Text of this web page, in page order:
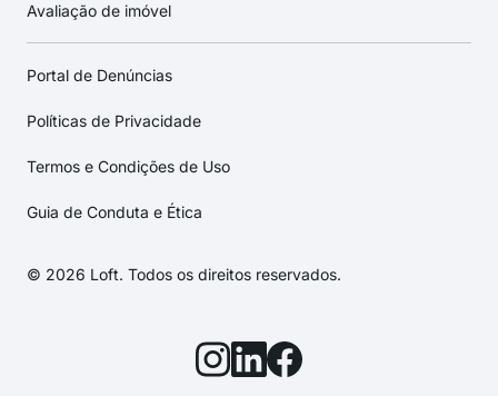
Avaliação de imóvel
Portal de Denúncias
Políticas de Privacidade
Termos e Condições de Uso
Guia de Conduta e Ética
© 2026 Loft. Todos os direitos reservados.